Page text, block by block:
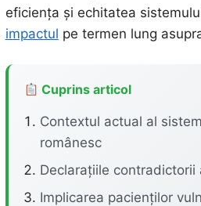
eficiența și echitatea
impactul pe termen lung
Cuprins articol
Contextul actual al
românesc
Declarațiile
Implicarea pacienților